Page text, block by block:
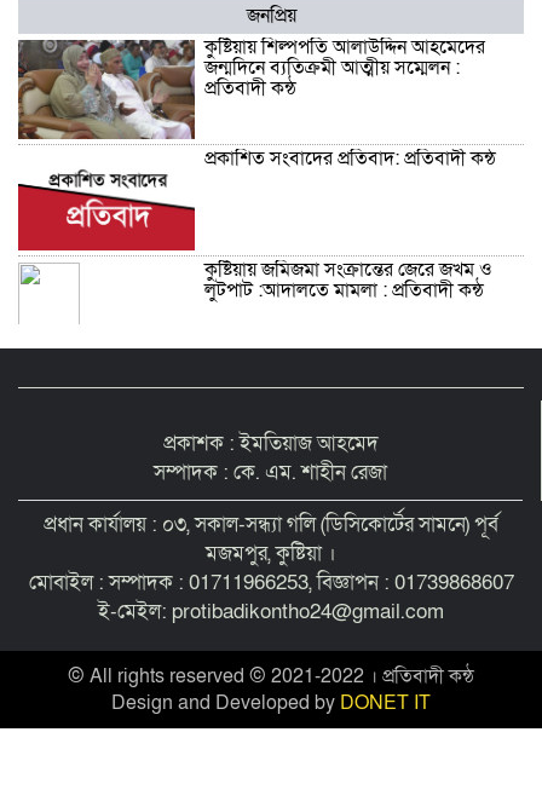
জনপ্রিয়
কুষ্টিয়ায় শিল্পপতি আলাউদ্দিন আহমেদের
জন্মদিনে ব্যতিক্রমী আত্মীয় সম্মেলন :
প্রতিবাদী কন্ঠ
প্রকাশিত সংবাদের প্রতিবাদ: প্রতিবাদী কন্ঠ
কুষ্টিয়ায় জমিজমা সংক্রান্তের জেরে জখম ও
লুটপাট :আদালতে মামলা : প্রতিবাদী কন্ঠ
প্রকাশক : ইমতিয়াজ আহমেদ
সম্পাদক : কে. এম. শাহীন রেজা
প্রধান কার্যালয় : ০৩, সকাল-সন্ধ্যা গলি (ডিসিকোর্টের সামনে) পূর্ব
মজমপুর, কুষ্টিয়া ।
মোবাইল : সম্পাদক : 01711966253, বিজ্ঞাপন : 01739868607
ই-মেইল: protibadikontho24@gmail.com
© All rights reserved © 2021-2022 । প্রতিবাদী কন্ঠ
Design and Developed by DONET IT